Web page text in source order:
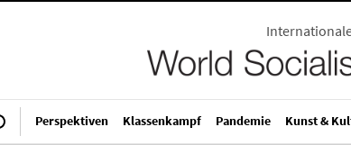
Perspektiven Klassenkampf Pandemie Kunst &